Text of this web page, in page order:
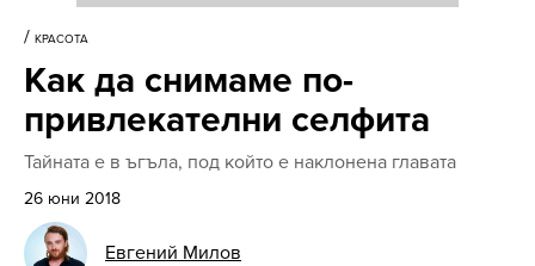
/ КРАСОТА
Как да снимаме по-
привлекателни селфита
Тайната е в ъгъла, под който е наклонена главата
26 юни 2018
Евгений Милов